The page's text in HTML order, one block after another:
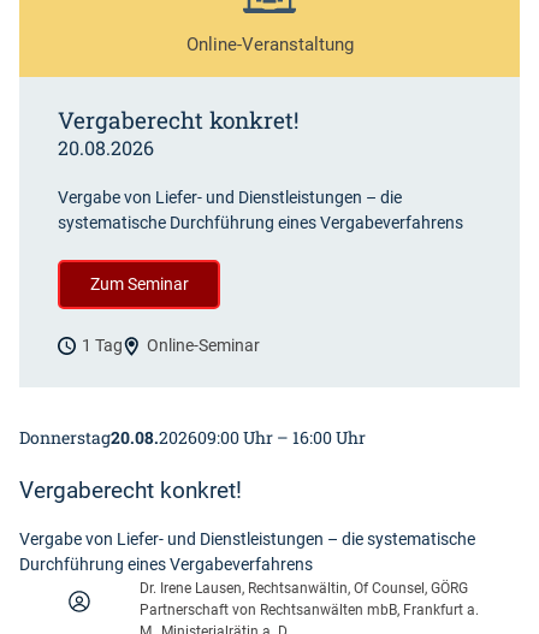
Online-Veranstaltung
Vergaberecht konkret!
20.08.2026
Vergabe von Liefer- und Dienstleistungen – die
systematische Durchführung eines Vergabeverfahrens
Zum Seminar
1 Tag Online-Seminar
Donnerstag20.08.202609:00 Uhr – 16:00 Uhr
Vergaberecht konkret!
Vergabe von Liefer- und Dienstleistungen – die systematische
Durchführung eines Vergabeverfahrens
Dr. Irene Lausen, Rechtsanwältin, Of Counsel, GÖRG
Partnerschaft von Rechtsanwälten mbB, Frankfurt a.